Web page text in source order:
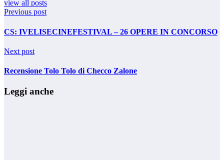
view all posts
Previous post
CS: IVELISECINEFESTIVAL – 26 OPERE IN CONCORSO
Next post
Recensione Tolo Tolo di Checco Zalone
Leggi anche